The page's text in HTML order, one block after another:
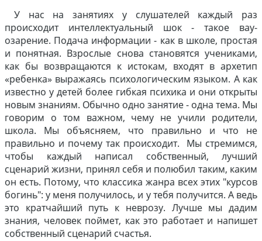
У нас на занятиях у слушателей каждый раз
происходит интеллектуальный шок - такое вау-
озарение. Подача информации - как в школе, простая
и понятная. Взрослые снова становятся учениками,
как бы возвращаются к истокам, входят в архетип
«ребенка» выражаясь психологическим языком. А как
известно у детей более гибкая психика и они открыты
новым знаниям. Обычно одно занятие - одна тема. Мы
говорим о том важном, чему не учили родители,
школа. Мы объясняем, что правильно и что не
правильно и почему так происходит. Мы стремимся,
чтобы каждый написал собственный, лучший
сценарий жизни, принял себя и полюбил таким, каким
он есть. Потому, что классика жанра всех этих "курсов
богинь": у меня получилось, и у тебя получится. А ведь
это кратчайший путь к неврозу. Лучше мы дадим
знания, человек поймет, как это работает и напишет
собственный сценарий счастья.